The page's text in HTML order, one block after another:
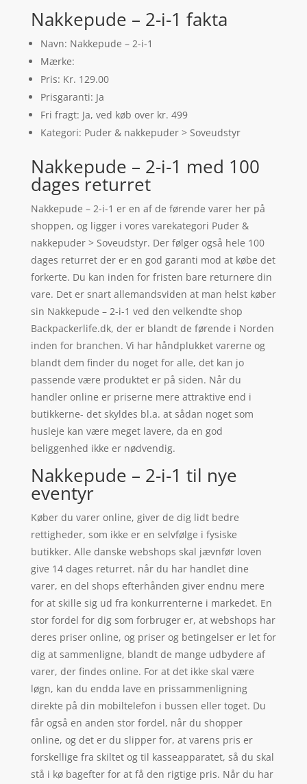
Nakkepude – 2-i-1 fakta
Navn: Nakkepude – 2-i-1
Mærke:
Pris: Kr. 129.00
Prisgaranti: Ja
Fri fragt: Ja, ved køb over kr. 499
Kategori: Puder & nakkepuder > Soveudstyr
Nakkepude – 2-i-1 med 100
dages returret
Nakkepude – 2-i-1 er en af de førende varer her på
shoppen, og ligger i vores varekategori Puder &
nakkepuder > Soveudstyr. Der følger også hele 100
dages returret der er en god garanti mod at købe det
forkerte. Du kan inden for fristen bare returnere din
vare. Det er snart allemandsviden at man helst køber
sin Nakkepude – 2-i-1 ved den velkendte shop
Backpackerlife.dk, der er blandt de førende i Norden
inden for branchen. Vi har håndplukket varerne og
blandt dem finder du noget for alle, det kan jo
passende være produktet er på siden. Når du
handler online er priserne mere attraktive end i
butikkerne- det skyldes bl.a. at sådan noget som
husleje kan være meget lavere, da en god
beliggenhed ikke er nødvendig.
Nakkepude – 2-i-1 til nye
eventyr
Køber du varer online, giver de dig lidt bedre
rettigheder, som ikke er en selvfølge i fysiske
butikker. Alle danske webshops skal jævnfør loven
give 14 dages returret. når du har handlet dine
varer, en del shops efterhånden giver endnu mere
for at skille sig ud fra konkurrenterne i markedet. En
stor fordel for dig som forbruger er, at webshops har
deres priser online, og priser og betingelser er let for
dig at sammenligne, blandt de mange udbydere af
varer, der findes online. For at det ikke skal være
løgn, kan du endda lave en prissammenligning
direkte på din mobiltelefon i bussen eller toget. Du
får også en anden stor fordel, når du shopper
online, og det er du slipper for, at varens pris er
forskellige fra skiltet og til kasseapparatet, så du skal
stå i kø bagefter for at få den rigtige pris. Når du har